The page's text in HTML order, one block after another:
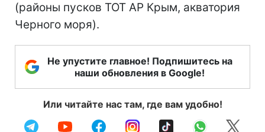
(районы пусков ТОТ АР Крым, акватория
Черного моря).
Не упустите главное! Подпишитесь на
наши обновления в Google!
Или читайте нас там, где вам удобно!